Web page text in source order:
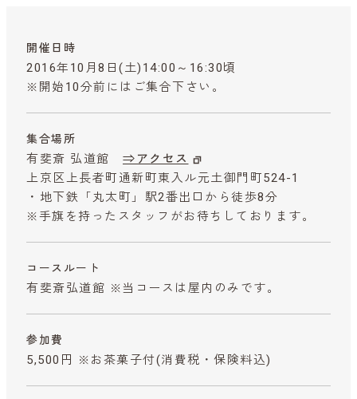
開催日時
2016年10月8日(土)14:00～16:30頃
※開始10分前にはご集合下さい。
集合場所
有斐斎 弘道館 ⇒アクセス
上京区上長者町通新町東入ル元土御門町524-1
・地下鉄「丸太町」駅2番出口から徒歩8分
※手旗を持ったスタッフがお待ちしております。
コースルート
有斐斎弘道館 ※当コースは屋内のみです。
参加費
5,500円 ※お茶菓子付(消費税・保険料込)